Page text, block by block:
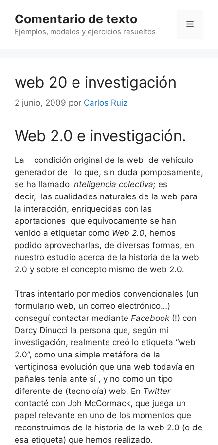
contenido
Comentario de texto
Ejemplos, modelos y ejercicios resueltos
Menú
web 20 e investigación
2 junio, 2009 por Carlos Ruiz
Web 2.0 e investigación.
La condición original de la web de vehículo
generador de lo que, sin duda pomposamente,
se ha llamado inteligencia colectiva; es
decir, las cualidades naturales de la web para
la interacción, enriquecidas con las
aportaciones que equívocamente se han
venido a etiquetar como Web 2.0, hemos
podido aprovecharlas, de diversas formas, en
nuestro estudio acerca de la historia de la web
2.0 y sobre el concepto mismo de web 2.0.
Ttras intentarlo por medios convencionales (un
formulario web, un correo electrónico…)
conseguí contactar mediante Facebook (!) con
Darcy Dinucci la persona que, según mi
investigación, realmente creó lo etiqueta “web
2.0”, como una simple metáfora de la
vertiginosa evolución que una web todavía en
pañales tenía ante sí , y no como un tipo
diferente de (tecnoloía) web. En Twitter
contacté con Joh McCormack, que juega un
papel relevante en uno de los momentos que
reconstruimos de la historia de la web 2.0 (o de
esa etiqueta) que hemos realizado.